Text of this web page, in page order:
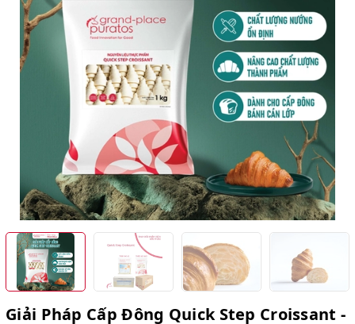
Giải Pháp Cấp Đông Quick Step Croissant -